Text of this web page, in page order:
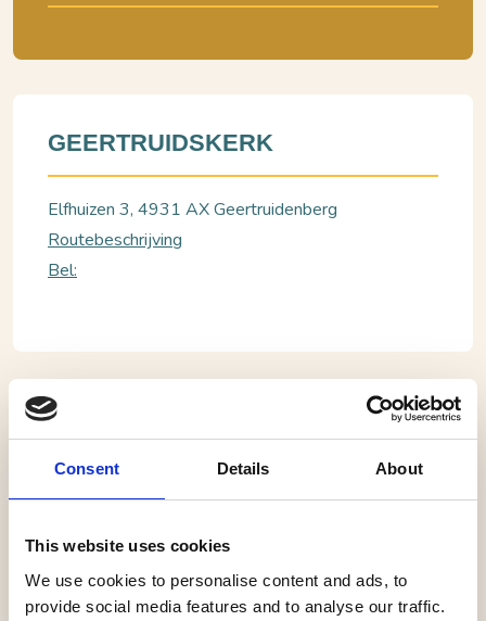
Consent Details About
This website uses cookies
We use cookies to personalise content and ads, to
provide social media features and to analyse our traffic.
Geertruidenberg, Geertruidskerk
Klankconcert in de Geertruidskerk
Het stilt ons oer verlangen naar de bron.
Het doet ons weer herinneren wie we werkelijk zijn.
We komen tot inzichten en ervaren heling, omdat deze
GEERTRUIDSKERK
Elfhuizen 3, 4931 AX Geertruidenberg
Routebeschrijving
Bel: